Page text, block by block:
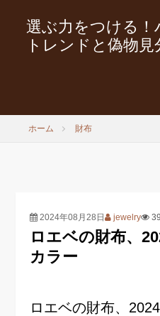
選ぶ力をつける
トレンドと偽物
ホーム 財布
2024年08月28日 jewelry
ロエベの財布、
カラー
ロエベの財布、